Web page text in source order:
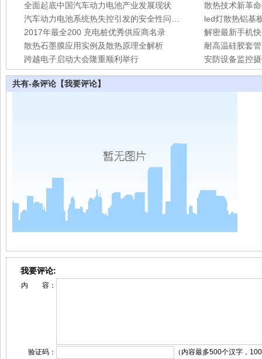
全面起底中国汽车动力电池产业发展现状
散热技术新革
led灯散热铝基
2017年最全200 充电桩优秀供应商名录
解密最新手机
散热石墨膜应用实例及散热原理全解析
耐高温硅胶套
跨越电子启动大会隆重顺利举行
共有-条评论 【我要评论】
我要评论:
内 容：
验证码： （内容最多500个汉字，